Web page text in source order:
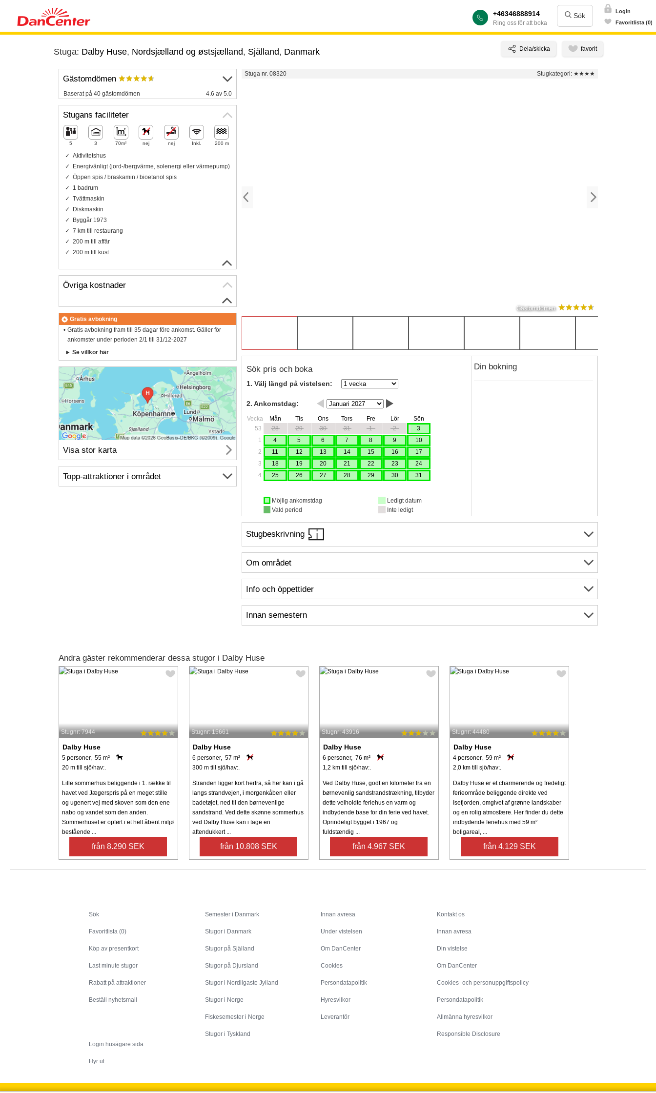
+46346888914
Ring oss för att boka
Sök
Login
Favoritlista (0)
Stuga: Dalby Huse, Nordsjælland og østsjælland, Själland, Danmark
Stuga nr. 08320 Stugkategori: ★★★★
Gästomdömen
Sök pris och boka
1. Välj längd på vistelsen:
2. Ankomstdag:
Vecka Mån Tis Ons Tors Fre Lör
Sön
53
28 29 30 31 1 2
3
1
4 5 6 7 8 9
10
2
11 12 13 14 15 16
17
3
18 19 20 21 22 23
24
4
25 26 27 28 29 30 31
Möjlig ankomstdag
Vald period
Ledigt datum
Inte ledigt
Din bokning
Stugbeskrivning
Om området
Info och öppettider
Innan semestern
Gästomdömen
Baserat på 40 gästomdömen 4.6 av 5.0
Stugans faciliteter
5 3 70m² nej nej Inkl. 200 m
Aktivitetshus
Energivänligt (jord-/bergvärme, solenergi eller värmepump)
Öppen spis / braskamin / bioetanol spis
1 badrum
Tvättmaskin
Diskmaskin
Byggår 1973
7 km till restaurang
200 m till affär
200 m till kust
Övriga kostnader
Gratis avbokning
Gratis avbokning fram till 35 dagar före ankomst. Gäller för
ankomster under perioden 2/1 till 31/12-2027
Se villkor här
Visa stor karta
Topp-attraktioner i området
Andra gäster rekommenderar dessa stugor i Dalby Huse
Stugnr: 7944
Dalby Huse
5 personer, 55 m²
20 m till sjö/hav:.
Lille sommerhus beliggende i 1. række til
havet ved Jægerspris på en meget stille
og ugenert vej med skoven som den ene
nabo og vandet som den anden.
Sommerhuset er opført i et helt åbent miljø
bestående ...
från 8.290 SEK
Stugnr: 15661
Dalby Huse
6 personer, 57 m²
300 m till sjö/hav:.
Stranden ligger kort herfra, så her kan i gå
langs strandvejen, i morgenkåben eller
badetøjet, ned til den børnevenlige
sandstrand. Ved dette skønne sommerhus
ved Dalby Huse kan i tage en
aftendukkert ...
från 10.808 SEK
Stugnr: 43916
Dalby Huse
6 personer, 76 m²
1,2 km till sjö/hav:.
Ved Dalby Huse, godt en kilometer fra en
børnevenlig sandstrandstrækning, tilbyder
dette velholdte feriehus en varm og
indbydende base for din ferie ved havet.
Oprindeligt bygget i 1967 og
fuldstændig ...
från 4.967 SEK
Stugnr: 44480
Dalby Huse
4 personer, 59 m²
2,0 km till sjö/hav:.
Dalby Huse er et charmerende og fredeligt
ferieområde beliggende direkte ved
Isefjorden, omgivet af grønne landskaber
og en rolig atmosfære. Her finder du dette
indbydende feriehus med 59 m²
boligareal, ...
från 4.129 SEK
Sök
Favoritlista (0)
Köp av presentkort
Last minute stugor
Rabatt på attraktioner
Beställ nyhetsmail
Login husägare sida
Hyr ut
Semester i Danmark
Stugor i Danmark
Stugor på Själland
Stugor på Djursland
Stugor i Nordligaste Jylland
Stugor i Norge
Fiskesemester i Norge
Stugor i Tyskland
Innan avresa
Under vistelsen
Om DanCenter
Cookies
Persondatapolitik
Hyresvilkor
Leverantör
Kontakt os
Innan avresa
Din vistelse
Om DanCenter
Cookies- och personuppgiftspolicy
Persondatapolitik
Allmänna hyresvilkor
Responsible Disclosure